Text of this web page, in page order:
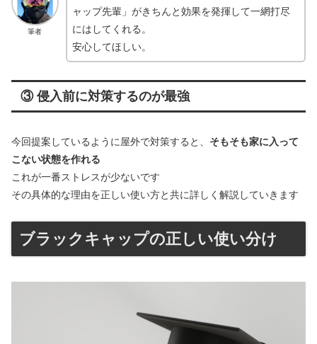
筆者
ャップ先輩」がきちんと効果を発揮して一網打尽
にはしてくれる。
安心してほしい。
③ 侵入前に対策するのが最強
今回提案しているように屋外で対策すると、 そもそも家に入って
こない状態を作れる
これが一番ストレスが少ないです
その具体的な理由を正しい使い方と共に詳しく解説していきます
ブラックキャップの正しい使い分け